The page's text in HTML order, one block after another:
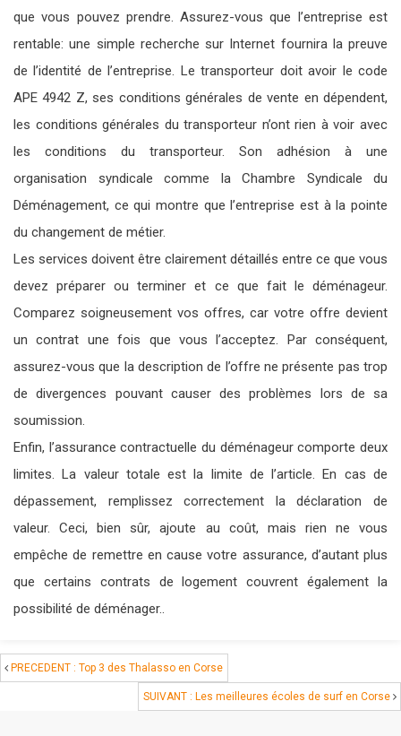
que vous pouvez prendre. Assurez-vous que l’entreprise est
rentable: une simple recherche sur Internet fournira la preuve
de l’identité de l’entreprise. Le transporteur doit avoir le code
APE 4942 Z, ses conditions générales de vente en dépendent,
les conditions générales du transporteur n’ont rien à voir avec
les conditions du transporteur. Son adhésion à une
organisation syndicale comme la Chambre Syndicale du
Déménagement, ce qui montre que l’entreprise est à la pointe
du changement de métier.
Les services doivent être clairement détaillés entre ce que vous
devez préparer ou terminer et ce que fait le déménageur.
Comparez soigneusement vos offres, car votre offre devient
un contrat une fois que vous l’acceptez. Par conséquent,
assurez-vous que la description de l’offre ne présente pas trop
de divergences pouvant causer des problèmes lors de sa
soumission.
Enfin, l’assurance contractuelle du déménageur comporte deux
limites. La valeur totale est la limite de l’article. En cas de
dépassement, remplissez correctement la déclaration de
valeur. Ceci, bien sûr, ajoute au coût, mais rien ne vous
empêche de remettre en cause votre assurance, d’autant plus
que certains contrats de logement couvrent également la
possibilité de déménager..
PRECEDENT : Top 3 des Thalasso en Corse
SUIVANT : Les meilleures écoles de surf en Corse